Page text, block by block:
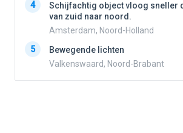
4
Schijfachtig object vloog sneller
van zuid naar noord.
Amsterdam, Noord-Holland
5
Bewegende lichten
Valkenswaard, Noord-Brabant